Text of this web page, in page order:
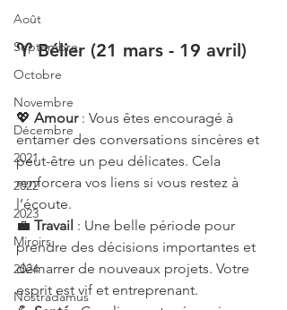
Août
Septembre
Octobre
Novembre
Décembre
2021
2022
2023
Miroirs
2024
Nostradamus
♈ Bélier (21 mars - 19 avril)
💖 Amour : Vous êtes encouragé à
entamer des conversations sincères et
peut-être un peu délicates. Cela
renforcera vos liens si vous restez à
l’écoute.
💼 Travail : Une belle période pour
prendre des décisions importantes et
démarrer de nouveaux projets. Votre
esprit est vif et entreprenant.